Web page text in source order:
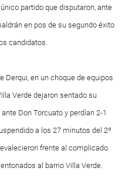
partido que disputaron, ante
en pos de su segundo éxito
candidatos.
Derqui, en un choque de equipos
Verde dejaron sentado su
Don Torcuato y perdían 2-1
a los 27 minutos del 2º
frente al complicado
al barrio Villa Verde.